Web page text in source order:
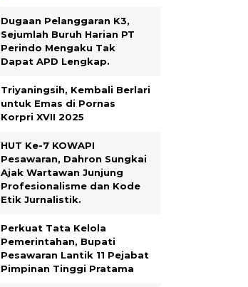
Dugaan Pelanggaran K3,
Sejumlah Buruh Harian PT
Perindo Mengaku Tak
Dapat APD Lengkap.
Triyaningsih, Kembali Berlari
untuk Emas di Pornas
Korpri XVII 2025
HUT Ke-7 KOWAPI
Pesawaran, Dahron Sungkai
Ajak Wartawan Junjung
Profesionalisme dan Kode
Etik Jurnalistik.
Perkuat Tata Kelola
Pemerintahan, Bupati
Pesawaran Lantik 11 Pejabat
Pimpinan Tinggi Pratama